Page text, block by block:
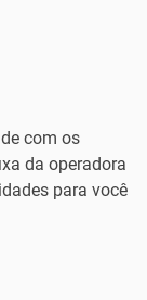
com os
da operadora
para você